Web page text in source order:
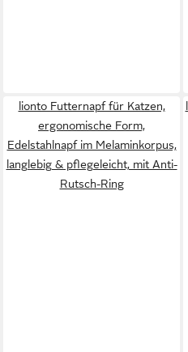
lionto Futternapf für Katzen,
ergonomische Form,
Edelstahlnapf im Melaminkorpus,
langlebig & pflegeleicht, mit Anti-
Rutsch-Ring